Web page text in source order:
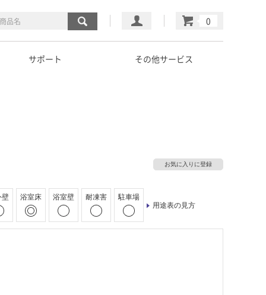
マイページ
カート
サポート その他サービス
お気に入りに登録
壁 浴室床 浴室壁 耐凍害
駐車場
用途表の見方